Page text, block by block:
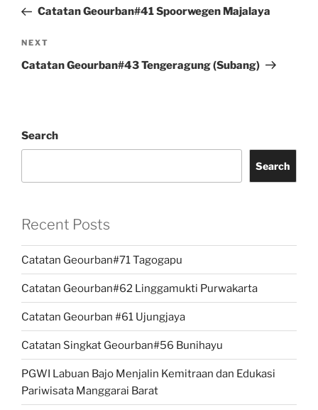
PostCatatan Geourban#41 Spoorwegen Majalaya
Next
Post
NEXT
Catatan Geourban#43 Tengeragung (Subang)
Search
Search
Recent Posts
Catatan Geourban#71 Tagogapu
Catatan Geourban#62 Linggamukti Purwakarta
Catatan Geourban #61 Ujungjaya
Catatan Singkat Geourban#56 Bunihayu
PGWI Labuan Bajo Menjalin Kemitraan dan Edukasi
Pariwisata Manggarai Barat